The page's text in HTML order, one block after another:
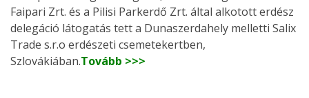
Faipari Zrt. és a Pilisi Parkerdő Zrt. által alkotott erdész
delegáció látogatás tett a Dunaszerdahely melletti Salix
Trade s.r.o erdészeti csemetekertben,
Szlovákiában.Tovább >>>